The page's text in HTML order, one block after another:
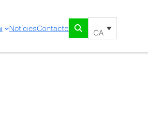
NotíciesContacte CA